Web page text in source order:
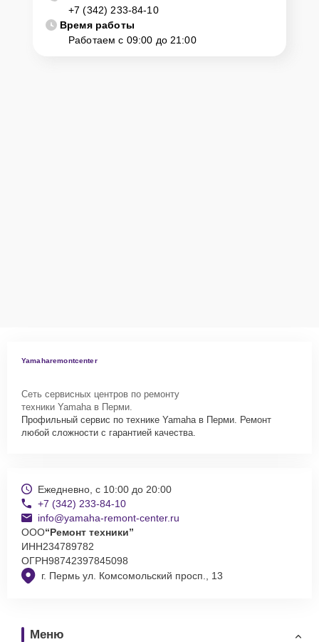
диагностику и ремонт. Для этого нужно позвонить по телефону
горячей линии или оставить заявку, согласовать удобное время и
подъехать по адресу: г. Пермь, ул. Комсомольский просп., 13.
+7 (342) 233-84-10
Время работы
Работаем с 09:00 до 21:00
Yamaharemontcenter
Сеть сервисных центров по ремонту
техники Yamaha в Перми.
Профильный сервис по технике Yamaha в Перми. Ремонт
любой сложности с гарантией качества.
г. Пермь ул. Комсомольский просп., 13
Ежедневно, с 10:00 до 20:00
+7 (342) 233-84-10
info@yamaha-remont-center.ru
ООО“Ремонт техники”
ИНН234789782
ОГРН98742397845098
Меню